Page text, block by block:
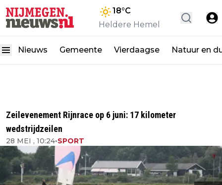
18°C
Heldere Hemel
Nieuws Gemeente Vierdaagse Natuur en
Zeilevenement Rijnrace op 6 juni: 17 kilometer
wedstrijdzeilen
28 MEI , 10:24•SPORT